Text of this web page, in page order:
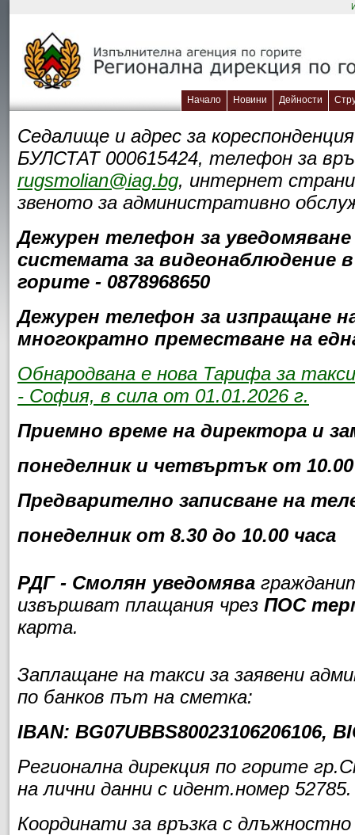
Начало Новини Дейности
Седалище и адрес за
БУЛСТАТ 000615424, телефон за
rugsmolian@iag.bg, интернет
звеното за административно
Дежурен телефон за
системата за видеонаблюдение
горите - 0878968650
Дежурен телефон за изпращане
многократно преместване на
Обнародвана е нова Тарифа за
- София, в сила от 01.01.2026 г.
Приемно време на директора и
понеделник и четвъртък от 10.00
Предварително записване на
понеделник от 8.30 до 10.00 часа
РДГ - Смолян уведомява
извършват плащания чрез ПОС
карта.
Заплащане на такси за заявени
по банков път на сметка:
IBAN: BG07UBBS80023106206106,
Регионална дирекция по горите
на лични данни с идент.номер 52785.
Координати за връзка с